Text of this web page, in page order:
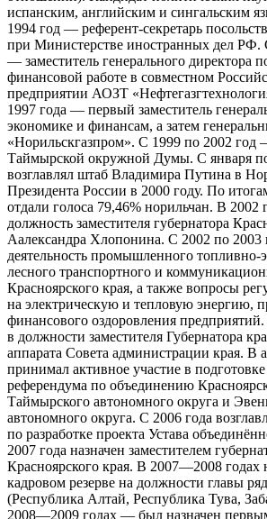
испанским, английским и сингальским
1994 год — референт-секретарь
при Министерстве иностранных дел РФ.
— заместитель генерального директора
финансовой работе в совместном
предприятии АОЗТ
1997 года — первый заместитель
экономике и финансам, а затем
«Норильскгазпром». С 1999 по 2002 год
Таймырской окружной Думы. С января
возглавлял штаб Владимира Путина в
Президента России в 2000 году. По
отдали голоса 79,46% норильчан. В 2002
должность заместителя губернатора
Аалександра Хлопонина. С 2002 по 2003
деятельность промышленного топливно-
лесного транспортного и
Красноярского края, а также вопросы
на электрическую и тепловую энергию,
финансового оздоровления
в должности заместителя Губернатора
аппарата Совета администрации края. В
принимал активное участие в
референдума по объединению
Таймырского автономного округа и
автономного округа. С 2006 года
по разработке проекта Устава
2007 года назначен заместителем
Красноярского края. В 2007—2008 годах
кадровом резерве на должности главы
(Республика Алтай, Республика Тува,
2008—2009 годах — был назначен